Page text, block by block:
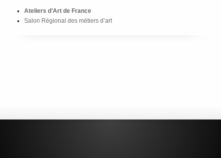
Ateliers d’Art de France
Salon Régional des métiers d’art